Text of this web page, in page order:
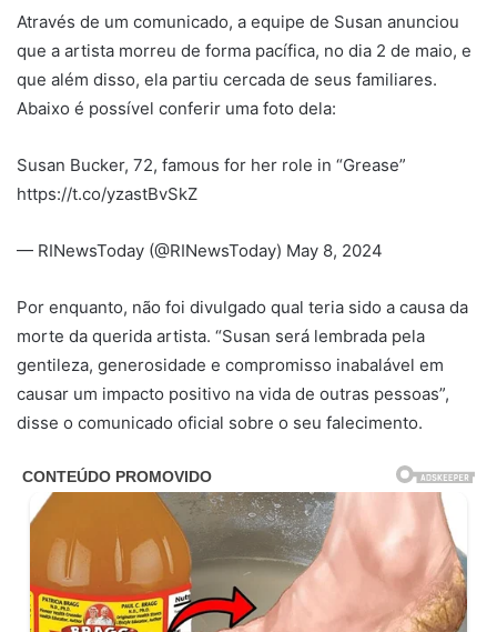
Através de um comunicado, a equipe de Susan anunciou
que a artista morreu de forma pacífica, no dia 2 de maio, e
que além disso, ela partiu cercada de seus familiares.
Abaixo é possível conferir uma foto dela:
Susan Bucker, 72, famous for her role in “Grease”
https://t.co/yzastBvSkZ
— RINewsToday (@RINewsToday) May 8, 2024
Por enquanto, não foi divulgado qual teria sido a causa da
morte da querida artista. “Susan será lembrada pela
gentileza, generosidade e compromisso inabalável em
causar um impacto positivo na vida de outras pessoas”,
disse o comunicado oficial sobre o seu falecimento.